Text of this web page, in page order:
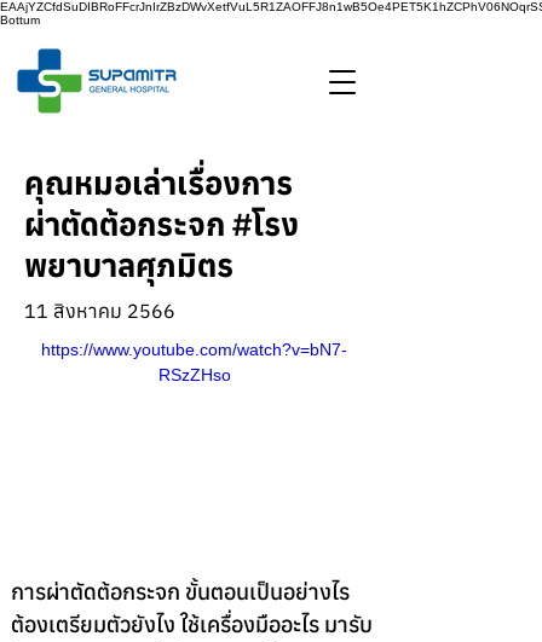
Bottum
คุณหมอเล่าเรื่องการ
ผ่าตัดต้อกระจก #โรง
พยาบาลศุภมิตร
11 สิงหาคม 2566
https://www.youtube.com/watch?v=bN7-
RSzZHso
การผ่าตัดต้อกระจก ขั้นตอนเป็นอย่างไร
ต้องเตรียมตัวยังไง ใช้เครื่องมืออะไร มารับ